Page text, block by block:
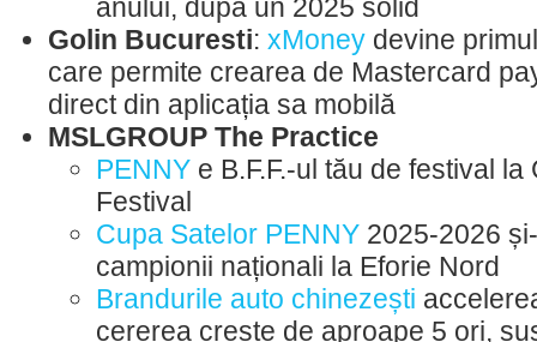
anului, după un 2025 solid
Golin Bucuresti: xMoney devine
care permite crearea de Mastercard
direct din aplicația sa mobilă
MSLGROUP The Practice
PENNY e B.F.F.-ul tău de festival
Festival
Cupa Satelor PENNY 2025-2026
campionii naționali la Eforie Nord
Brandurile auto chinezești
cererea crește de aproape 5 ori,